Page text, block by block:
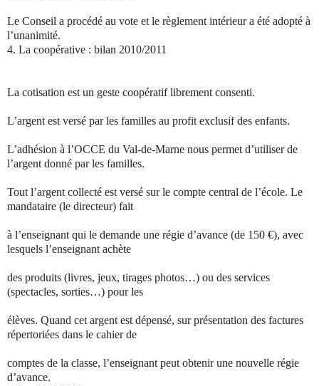
Le Conseil a procédé au vote et le règlement intérieur a été adopté à
l’unanimité.
4. La coopérative : bilan 2010/2011
La cotisation est un geste coopératif librement consenti.
L’argent est versé par les familles au profit exclusif des enfants.
L’adhésion à l’OCCE du Val-de-Marne nous permet d’utiliser de
l’argent donné par les familles.
Tout l’argent collecté est versé sur le compte central de l’école. Le
mandataire (le directeur) fait
à l’enseignant qui le demande une régie d’avance (de 150 €), avec
lesquels l’enseignant achète
des produits (livres, jeux, tirages photos…) ou des services
(spectacles, sorties…) pour les
élèves. Quand cet argent est dépensé, sur présentation des factures
répertoriées dans le cahier de
comptes de la classe, l’enseignant peut obtenir une nouvelle régie
d’avance.